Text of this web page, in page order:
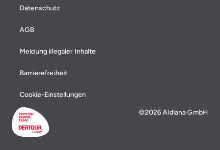
Datenschutz
AGB
Meldung illegaler Inhalte
Barrierefreiheit
Cookie-Einstellungen
©2026 Aldiana GmbH